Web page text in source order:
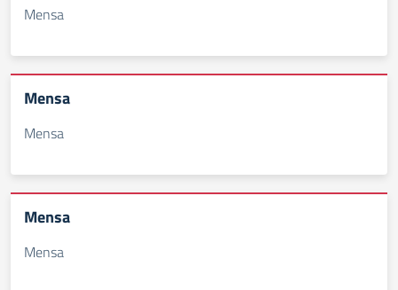
Mensa
Mensa
Mensa
Mensa
Mensa